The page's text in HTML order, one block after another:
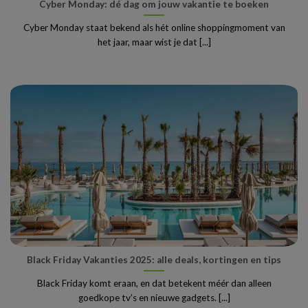
Cyber Monday: dé dag om jouw vakantie te boeken
Cyber Monday staat bekend als hét online shoppingmoment van
het jaar, maar wist je dat [...]
Black Friday Vakanties 2025: alle deals, kortingen en tips
Black Friday komt eraan, en dat betekent méér dan alleen
goedkope tv’s en nieuwe gadgets. [...]